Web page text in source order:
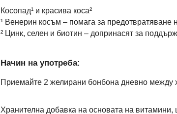
Косопад¹ и красива коса²
¹ Венерин косъм – помага за предотвратяване
² Цинк, селен и биотин – допринасят за
Начин на употреба:
Приемайте 2 желирани бонбона дневно между
Хранителна добавка на основата на витамини,